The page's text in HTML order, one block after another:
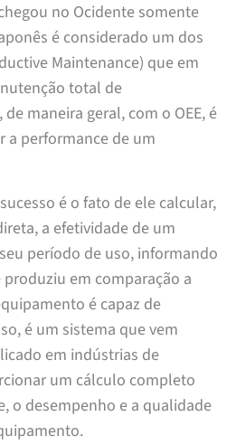
no Ocidente somente
é considerado um dos
Maintenance) que em
total de
maneira geral, com o OEE, é
a performance de um
é o fato de ele calcular,
a efetividade de um
período de uso, informando
em comparação a
é capaz de
é um sistema que vem
em indústrias de
um cálculo completo
o desempenho e a qualidade